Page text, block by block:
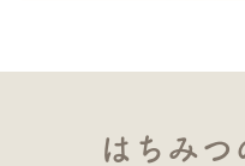
はちみつ